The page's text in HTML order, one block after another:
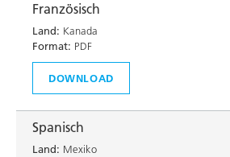
Französisch
Land: Kanada
Format: PDF
DOWNLOAD
Spanisch
Land: Mexiko